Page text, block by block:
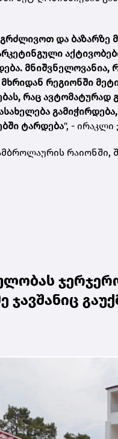
და
რეგიონში
რაც
ტარდება", - ირაკლი
რაიონში,